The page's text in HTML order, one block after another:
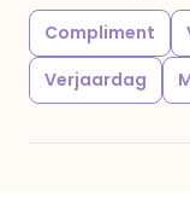
Compliment
Verjaardag